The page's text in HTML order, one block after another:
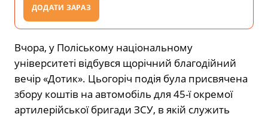
ДОДАТИ ЗАРАЗ
Вчора, у Поліському національному
університеті відбувся щорічний благодійний
вечір «Дотик». Цьогоріч подія була присвячена
збору коштів на автомобіль для 45-ї окремої
артилерійської бригади ЗСУ, в якій служить